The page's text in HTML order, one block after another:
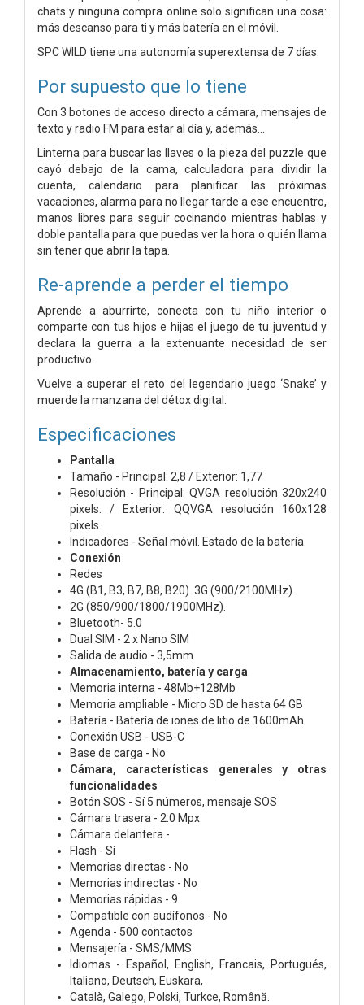
chats y ninguna compra online solo significan una cosa:
más descanso para ti y más batería en el móvil.
SPC WILD tiene una autonomía superextensa de 7 días.
Por supuesto que lo tiene
Con 3 botones de acceso directo a cámara, mensajes de
texto y radio FM para estar al día y, además...
Linterna para buscar las llaves o la pieza del puzzle que
cayó debajo de la cama, calculadora para dividir la
cuenta, calendario para planificar las próximas
vacaciones, alarma para no llegar tarde a ese encuentro,
manos libres para seguir cocinando mientras hablas y
doble pantalla para que puedas ver la hora o quién llama
sin tener que abrir la tapa.
Re-aprende a perder el tiempo
Aprende a aburrirte, conecta con tu niño interior o
comparte con tus hijos e hijas el juego de tu juventud y
declara la guerra a la extenuante necesidad de ser
productivo.
Vuelve a superar el reto del legendario juego ‘Snake’ y
muerde la manzana del détox digital.
Especificaciones
Pantalla
Tamaño - Principal: 2,8 / Exterior: 1,77
Resolución - Principal: QVGA resolución 320x240
pixels. / Exterior: QQVGA resolución 160x128
pixels.
Indicadores - Señal móvil. Estado de la batería.
Conexión
Redes
4G (B1, B3, B7, B8, B20). 3G (900/2100MHz).
2G (850/900/1800/1900MHz).
Bluetooth- 5.0
Dual SIM - 2 x Nano SIM
Salida de audio - 3,5mm
Almacenamiento, batería y carga
Memoria interna - 48Mb+128Mb
Memoria ampliable - Micro SD de hasta 64 GB
Batería - Batería de iones de litio de 1600mAh
Conexión USB - USB-C
Base de carga - No
Cámara, características generales y otras
funcionalidades
Botón SOS - Sí 5 números, mensaje SOS
Cámara trasera - 2.0 Mpx
Cámara delantera -
Flash - Sí
Memorias directas - No
Memorias indirectas - No
Memorias rápidas - 9
Compatible con audífonos - No
Agenda - 500 contactos
Mensajería - SMS/MMS
Idiomas - Español, English, Francais, Portugués,
Italiano, Deutsch, Euskara,
Català, Galego, Polski, Turkce, Română.